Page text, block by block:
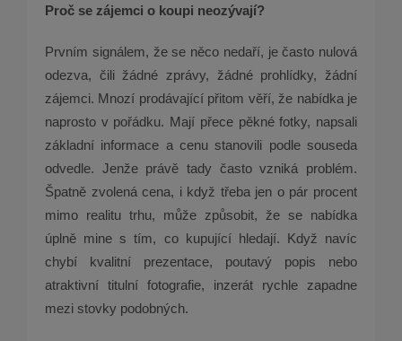
Proč se zájemci o koupi neozývají?
Prvním signálem, že se něco nedaří, je často nulová
odezva, čili žádné zprávy, žádné prohlídky, žádní
zájemci. Mnozí prodávající přitom věří, že nabídka je
naprosto v pořádku. Mají přece pěkné fotky, napsali
základní informace a cenu stanovili podle souseda
odvedle. Jenže právě tady často vzniká problém.
Špatně zvolená cena, i když třeba jen o pár procent
mimo realitu trhu, může způsobit, že se nabídka
úplně mine s tím, co kupující hledají. Když navíc
chybí kvalitní prezentace, poutavý popis nebo
atraktivní titulní fotografie, inzerát rychle zapadne
mezi stovky podobných.